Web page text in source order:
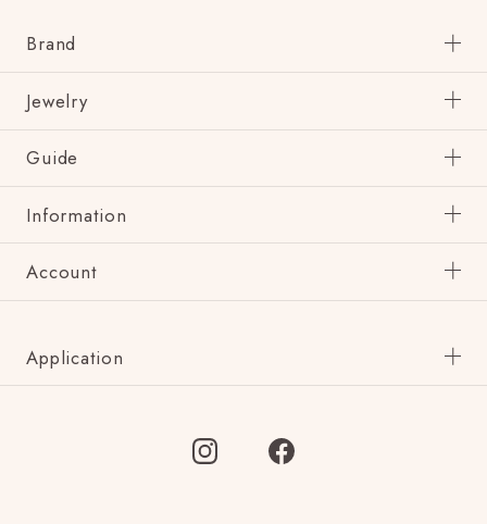
Brand
Jewelry
Guide
Information
Account
Application